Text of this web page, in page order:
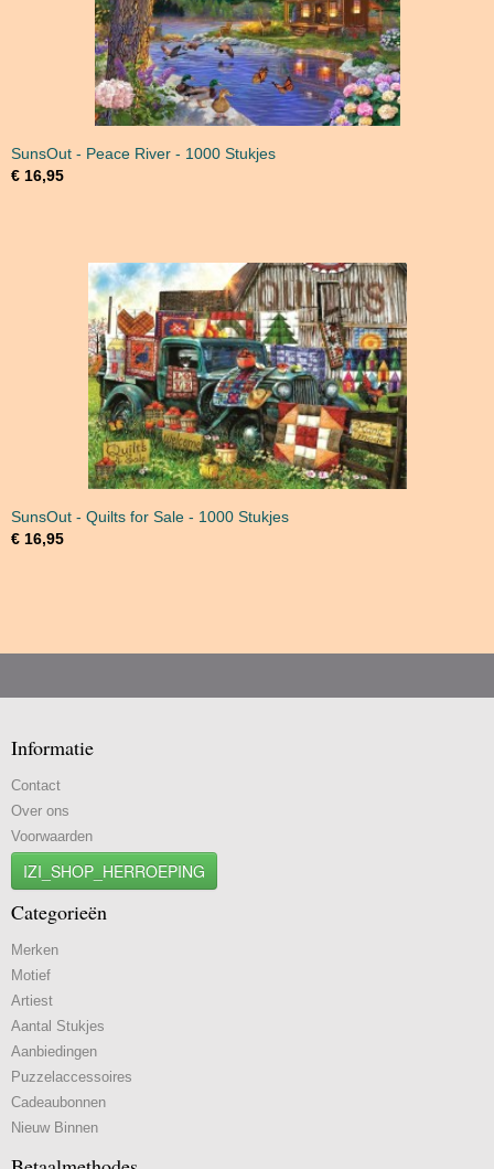
SunsOut - Peace River - 1000 Stukjes
€ 16,95
SunsOut - Quilts for Sale - 1000 Stukjes
€ 16,95
Informatie
Contact
Over ons
Voorwaarden
IZI_SHOP_HERROEPING
Categorieën
Merken
Motief
Artiest
Aantal Stukjes
Aanbiedingen
Puzzelaccessoires
Cadeaubonnen
Nieuw Binnen